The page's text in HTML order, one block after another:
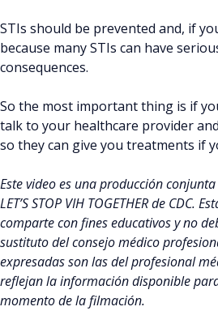
STIs should be prevented and, if
because many STIs can have
consequences.
So the most important thing is if
talk to your healthcare provider
so they can give you treatments if
Este video es una producción conjunta
LET’S STOP VIH TOGETHER de CDC.
comparte con fines educativos y no
sustituto del consejo médico
expresadas son las del profesional
reflejan la información disponible
momento de la filmación.